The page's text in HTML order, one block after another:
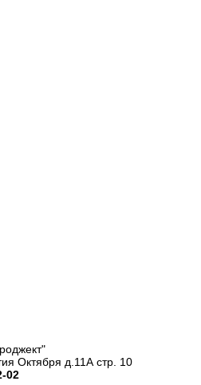
Октября д.11А стр. 10
02